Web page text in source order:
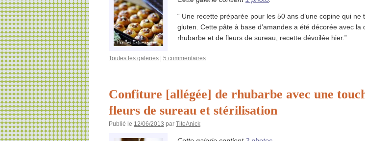
“ Une recette préparée pour les 50 ans d’une copine qui ne
gluten. Cette pâte à base d’amandes a été décorée avec la
rhubarbe et de fleurs de sureau, recette dévoilée hier.”
Toutes les galeries 5 commentaires
Confiture [allégée] de rhubarbe avec une
fleurs de sureau et stérilisation
Publié le 12/06/2013 par TiteAnick